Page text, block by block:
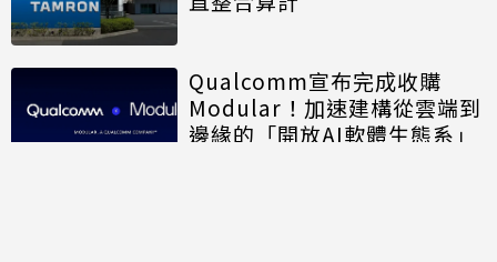
Qualcomm宣布完成收購
Modular！加速建構從雲端到
邊緣的「開放AI軟體生態系」